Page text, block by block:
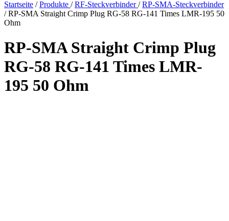
Startseite / Produkte / RF-Steckverbinder/ RP-SMA-Steckverbinder
/ RP-SMA Straight Crimp Plug RG-58 RG-141 Times LMR-195 50
Ohm
RP-SMA Straight Crimp Plug
RG-58 RG-141 Times LMR-
195 50 Ohm